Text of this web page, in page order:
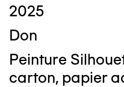
2025
Don
Peinture
carton, papier